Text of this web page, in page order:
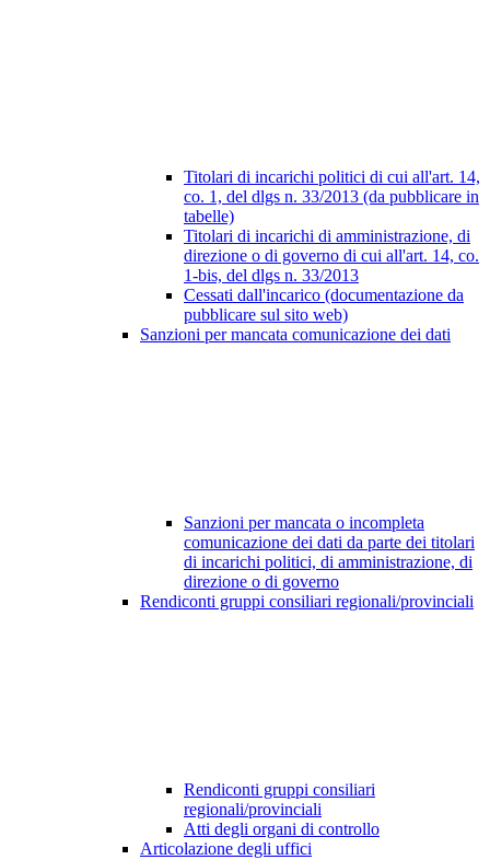
Titolari di incarichi politici di cui all'art. 14,
co. 1, del dlgs n. 33/2013 (da pubblicare in
tabelle)
Titolari di incarichi di amministrazione, di
direzione o di governo di cui all'art. 14, co.
1-bis, del dlgs n. 33/2013
Cessati dall'incarico (documentazione da
pubblicare sul sito web)
Sanzioni per mancata comunicazione dei dati
Sanzioni per mancata o incompleta
comunicazione dei dati da parte dei titolari
di incarichi politici, di amministrazione, di
direzione o di governo
Rendiconti gruppi consiliari regionali/provinciali
Rendiconti gruppi consiliari
regionali/provinciali
Atti degli organi di controllo
Articolazione degli uffici